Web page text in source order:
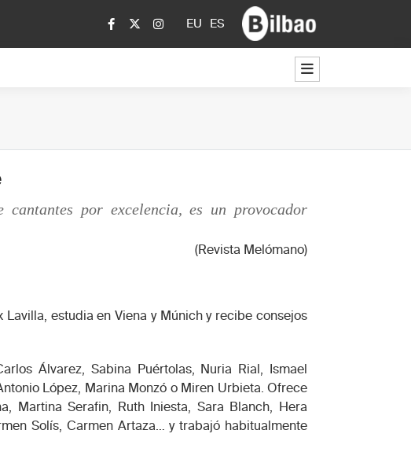
EU ES
por excelencia, es un provocador
(Revista Melómano)
estudia en Viena y Múnich y recibe consejos
Álvarez, Sabina Puértolas, Nuria Rial, Ismael
López, Marina Monzó o Miren Urbieta. Ofrece
Martina Serafin, Ruth Iniesta, Sara Blanch, Hera
Solís, Carmen Artaza… y trabajó habitualmente